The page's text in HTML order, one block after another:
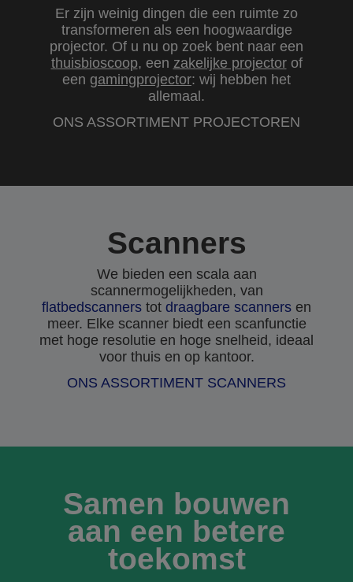
Er zijn weinig dingen die een ruimte zo
transformeren als een hoogwaardige
projector. Of u nu op zoek bent naar een
thuisbioscoop, een zakelijke projectorof
een gamingprojector: wij hebben het
allemaal.
ONS ASSORTIMENT PROJECTOREN
Scanners
We bieden een scala aan
scannermogelijkheden, van
flatbedscanners tot draagbare scanners en
meer. Elke scanner biedt een scanfunctie
met hoge resolutie en hoge snelheid, ideaal
voor thuis en op kantoor.
ONS ASSORTIMENT SCANNERS
Samen bouwen
aan een betere
toekomst